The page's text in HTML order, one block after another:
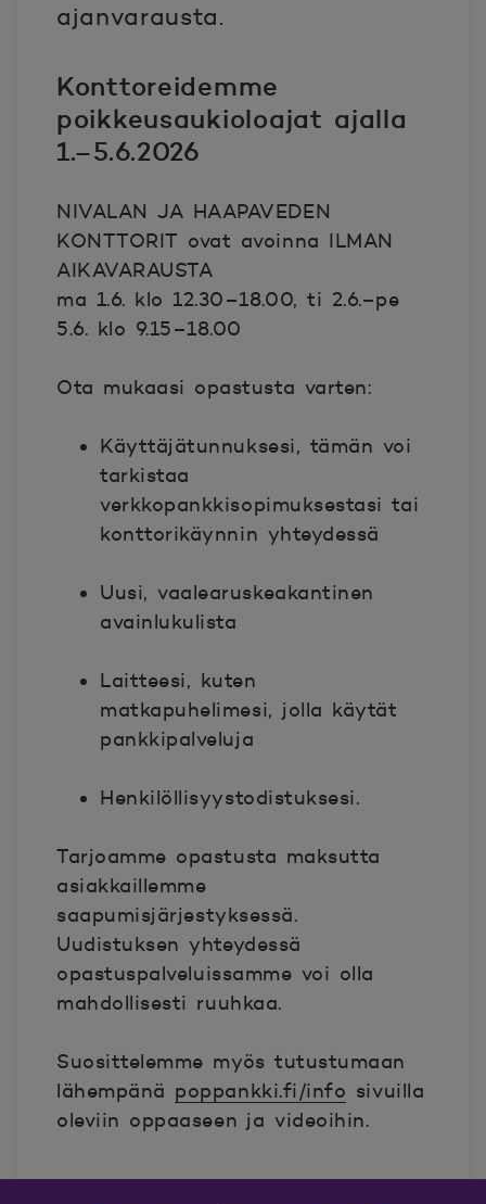
ajanvarausta.
Konttoreidemme
poikkeusaukioloajat ajalla
1.–5.6.2026
NIVALAN JA HAAPAVEDEN
KONTTORIT ovat avoinna ILMAN
AIKAVARAUSTA
ma 1.6. klo 12.30–18.00, ti 2.6.–pe
5.6. klo 9.15–18.00
Ota mukaasi opastusta varten:
Käyttäjätunnuksesi, tämän voi
tarkistaa
verkkopankkisopimuksestasi tai
konttorikäynnin yhteydessä
Uusi, vaalearuskeakantinen
avainlukulista
Laitteesi, kuten
matkapuhelimesi, jolla käytät
pankkipalveluja
Henkilöllisyystodistuksesi.
Tarjoamme opastusta maksutta
asiakkaillemme
saapumisjärjestyksessä.
Uudistuksen yhteydessä
opastuspalveluissamme voi olla
mahdollisesti ruuhkaa.
Suosittelemme myös tutustumaan
lähempänä poppankki.fi/info sivuilla
oleviin oppaaseen ja videoihin.